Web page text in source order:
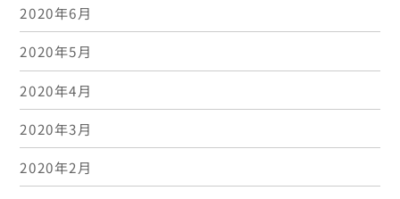
2020年6月
2020年5月
2020年4月
2020年3月
2020年2月